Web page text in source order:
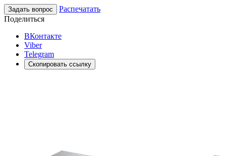
Задать вопрос
Распечатать
Поделиться
ВКонтакте
Viber
Telegram
Скопировать ссылку